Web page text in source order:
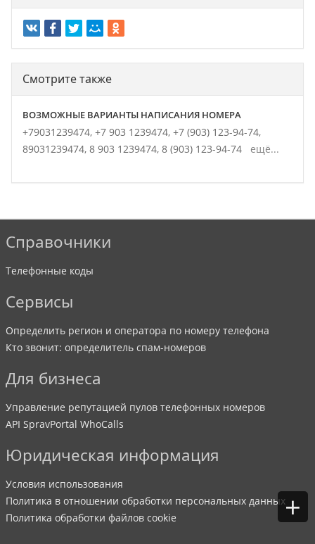
+
Смотрите также
ВОЗМОЖНЫЕ ВАРИАНТЫ НАПИСАНИЯ НОМЕРА
+79031239474, +7 903 1239474, +7 (903) 123-94-74,
89031239474, 8 903 1239474, 8 (903) 123-94-74 ещё...
Справочники
Телефонные коды
Сервисы
Определить регион и оператора по номеру телефона
Кто звонит: определитель спам-номеров
Для бизнеса
Управление репутацией пулов телефонных номеров
API SpravPortal WhoCalls
Юридическая информация
Условия использования
Политика в отношении обработки персональных данных
Политика обработки файлов cookie